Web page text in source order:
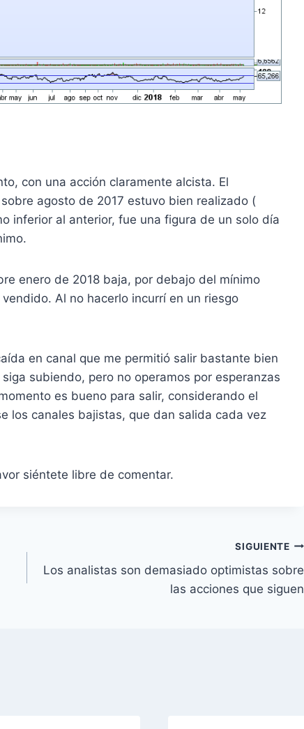
con una acción claramente alcista. El
agosto de 2017 estuvo bien realizado (
inferior al anterior, fue una figura de un solo día
enero de 2018 baja, por debajo del mínimo
Al no hacerlo incurrí en un riesgo
en canal que me permitió salir bastante bien
subiendo, pero no operamos por esperanzas
es bueno para salir, considerando el
los canales bajistas, que dan salida cada vez
siéntete libre de comentar.
SIGUIENTE
Los analistas son demasiado optimistas sobre
las acciones que siguen